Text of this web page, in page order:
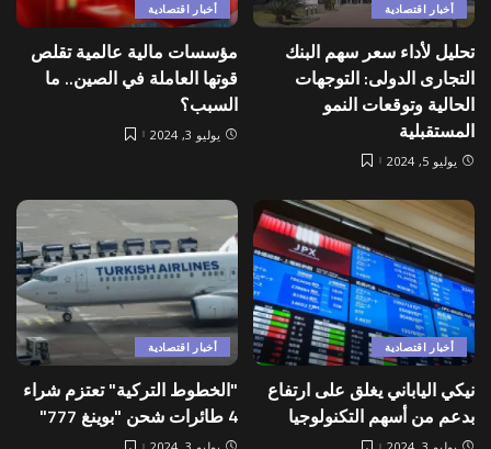
أخبار اقتصادية
تحليل لأداء سعر سهم البنك
التجارى الدولى: التوجهات
الحالية وتوقعات النمو
المستقبلية
يوليو 5, 2024
أخبار اقتصادية
مؤسسات مالية عالمية تقلص
قوتها العاملة في الصين.. ما
السبب؟
يوليو 3, 2024
أخبار اقتصادية
نيكي الياباني يغلق على ارتفاع
بدعم من أسهم التكنولوجيا
أخبار اقتصادية
"الخطوط التركية" تعتزم شراء
4 طائرات شحن "بوينغ 777"